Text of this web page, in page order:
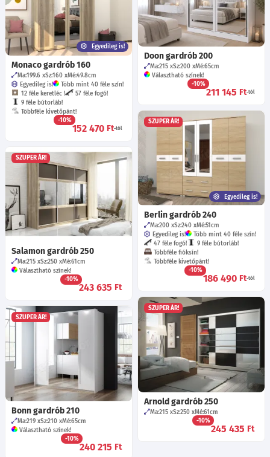
Doon gardrób 200
Ma:215 Sz:200 Mé:65cm
Választható színek!
-10%
211 145 Ft-tól
Egyedileg is!
Monaco gardrób 160
Ma:199.6 Sz:160 Mé:49.8cm
Egyedileg is!
Több mint 40 féle szín!
12 féle keretléc !
57 féle fogó!
9 féle bútorláb!
Többféle kivetőpánt!
-10%
152 470 Ft-tól
SZUPER ÁR!
Egyedileg is!
Berlin gardrób 240
Ma:200 Sz:240 Mé:51cm
Egyedileg is!
Több mint 40 féle szín!
47 féle fogó!
9 féle bútorláb!
Többféle fióksín!
Többféle kivetőpánt!
-10%
186 490 Ft-tól
SZUPER ÁR!
Salamon gardrób 250
Ma:215 Sz:250 Mé:61cm
Választható színek!
-10%
243 635 Ft
SZUPER ÁR!
Arnold gardrób 250
Ma:215 Sz:250 Mé:61cm
-10%
245 435 Ft
SZUPER ÁR!
Bonn gardrób 210
Ma:219 Sz:210 Mé:65cm
Választható színek!
-10%
240 215 Ft